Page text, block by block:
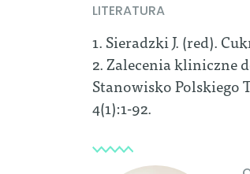
LITERATURA
1. Sieradzki J. (red).
2. Zalecenia kliniczne
Stanowisko Polskiego
4(1):1-92.